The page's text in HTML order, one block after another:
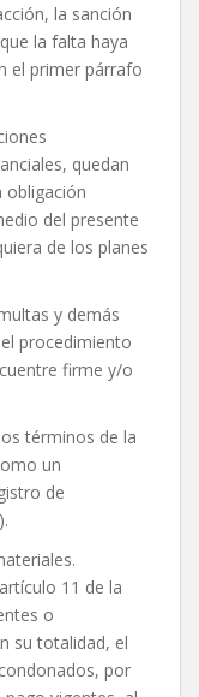
la sanción
la falta haya
el primer párrafo
quedan
obligación
del presente
de los planes
y demás
procedimiento
firme y/o
términos de la
un
de
11 de la
o
su totalidad, el
por